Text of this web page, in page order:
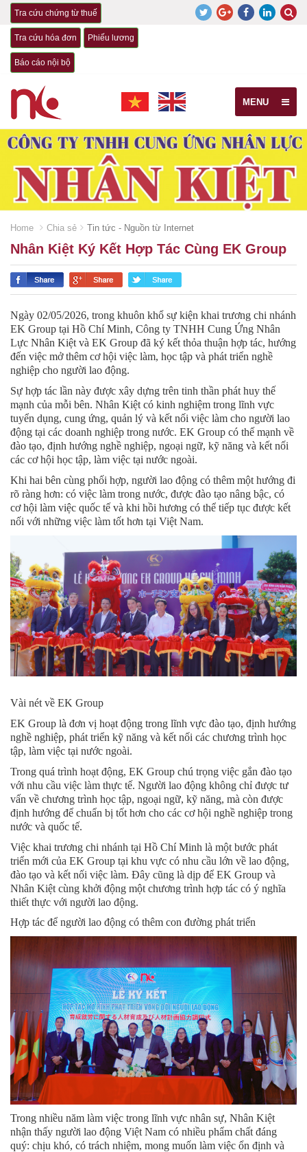
Tra cứu chứng từ thuế
Tra cứu hóa đơn Phiếu lương
Báo cáo nội bộ
MENU
Home Chia sẻ Tin tức - Nguồn từ Internet
Nhân Kiệt Ký Kết Hợp Tác Cùng EK Group
Ngày 02/05/2026, trong khuôn khổ sự kiện khai trương chi nhánh
EK Group tại Hồ Chí Minh, Công ty TNHH Cung Ứng Nhân
Lực Nhân Kiệt và EK Group đã ký kết thỏa thuận hợp tác, hướng
đến việc mở thêm cơ hội việc làm, học tập và phát triển nghề
nghiệp cho người lao động.
Sự hợp tác lần này được xây dựng trên tinh thần phát huy thế
mạnh của mỗi bên. Nhân Kiệt có kinh nghiệm trong lĩnh vực
tuyển dụng, cung ứng, quản lý và kết nối việc làm cho người lao
động tại các doanh nghiệp trong nước. EK Group có thế mạnh về
đào tạo, định hướng nghề nghiệp, ngoại ngữ, kỹ năng và kết nối
các cơ hội học tập, làm việc tại nước ngoài.
Khi hai bên cùng phối hợp, người lao động có thêm một hướng đi
rõ ràng hơn: có việc làm trong nước, được đào tạo nâng bậc, có
cơ hội làm việc quốc tế và khi hồi hương có thể tiếp tục được kết
nối với những việc làm tốt hơn tại Việt Nam.
Vài nét về EK Group
EK Group là đơn vị hoạt động trong lĩnh vực đào tạo, định hướng
nghề nghiệp, phát triển kỹ năng và kết nối các chương trình học
tập, làm việc tại nước ngoài.
Trong quá trình hoạt động, EK Group chú trọng việc gắn đào tạo
với nhu cầu việc làm thực tế. Người lao động không chỉ được tư
vấn về chương trình học tập, ngoại ngữ, kỹ năng, mà còn được
định hướng để chuẩn bị tốt hơn cho các cơ hội nghề nghiệp trong
nước và quốc tế.
Việc khai trương chi nhánh tại Hồ Chí Minh là một bước phát
triển mới của EK Group tại khu vực có nhu cầu lớn về lao động,
đào tạo và kết nối việc làm. Đây cũng là dịp để EK Group và
Nhân Kiệt cùng khởi động một chương trình hợp tác có ý nghĩa
thiết thực với người lao động.
Hợp tác để người lao động có thêm con đường phát triển
Trong nhiều năm làm việc trong lĩnh vực nhân sự, Nhân Kiệt
nhận thấy người lao động Việt Nam có nhiều phẩm chất đáng
quý: chịu khó, có trách nhiệm, mong muốn làm việc ổn định và